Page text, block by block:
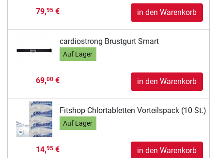
79,95€ in den Warenkorb
cardiostrong Brustgurt Smart
Auf Lager
69,00€ in den Warenkorb
Fitshop Chlortabletten Vorteilspack (10 St.)
Auf Lager
14,95€ in den Warenkorb